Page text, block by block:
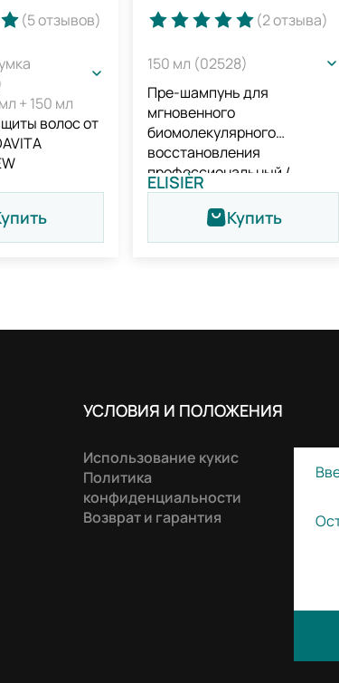
(5отзывов)
+ 150 мл
волос от
(2отзыва)
150 мл (02528)
Пре-шампунь для
мгновенного
биомолекулярного
восстановления
профессиональный /
Medavita Elisièr Instant Bond
Repair Pre-shampoo
Treatment
ELISIÈR
Купить
УСЛОВИЯ И ПОЛОЖЕНИЯ
Использование кукис
Политика
конфиденциальности
Возврат и гарантия